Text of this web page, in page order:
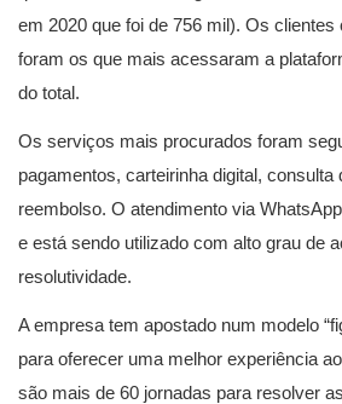
em 2020 que foi de 756 mil). Os
foram os que mais acessaram a
do total.
Os serviços mais procurados foram
pagamentos, carteirinha digital, consulta
reembolso. O atendimento via
e está sendo utilizado com alto grau de
resolutividade.
A empresa tem apostado num modelo
para oferecer uma melhor experiência
são mais de 60 jornadas para resolver